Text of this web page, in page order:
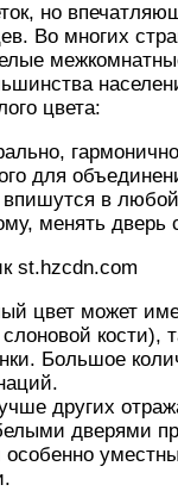
но
Во многих
цвета:
для
впишутся в
менять дверь
st.hzcdn.com
цвет может
кости),
Большое
других
дверями
особенно